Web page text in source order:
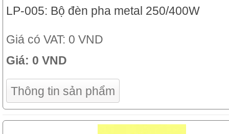
LP-005: Bộ đèn pha metal 250/400W
Giá có VAT: 0 VND
Giá: 0 VND
Thông tin sản phẩm